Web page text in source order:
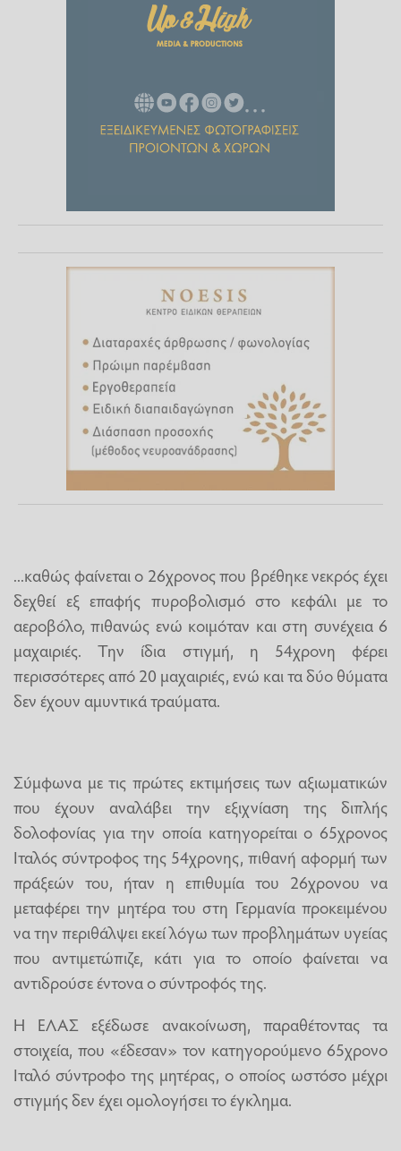
...καθώς φαίνεται ο 26χρονος που βρέθηκε νεκρός έχει
δεχθεί εξ επαφής πυροβολισμό στο κεφάλι με το
αεροβόλο, πιθανώς ενώ κοιμόταν και στη συνέχεια 6
μαχαιριές. Την ίδια στιγμή, η 54χρονη φέρει
περισσότερες από 20 μαχαιριές, ενώ και τα δύο θύματα
δεν έχουν αμυντικά τραύματα.
Σύμφωνα με τις πρώτες εκτιμήσεις των αξιωματικών
που έχουν αναλάβει την εξιχνίαση της διπλής
δολοφονίας για την οποία κατηγορείται ο 65χρονος
Ιταλός σύντροφος της 54χρονης, πιθανή αφορμή των
πράξεών του, ήταν η επιθυμία του 26χρονου να
μεταφέρει την μητέρα του στη Γερμανία προκειμένου
να την περιθάλψει εκεί λόγω των προβλημάτων υγείας
που αντιμετώπιζε, κάτι για το οποίο φαίνεται να
αντιδρούσε έντονα ο σύντροφός της.
Η ΕΛΑΣ εξέδωσε ανακοίνωση, παραθέτοντας τα
στοιχεία, που «έδεσαν» τον κατηγορούμενο 65χρονο
Ιταλό σύντροφο της μητέρας, ο οποίος ωστόσο μέχρι
στιγμής δεν έχει ομολογήσει το έγκλημα.